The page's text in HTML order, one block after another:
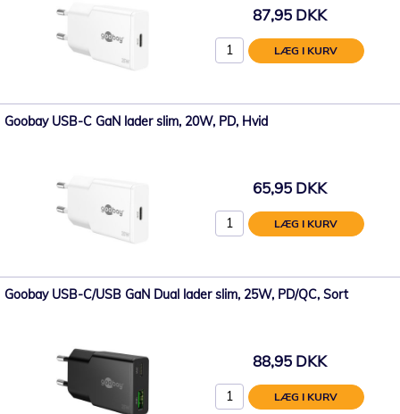
87,95 DKK
LÆG I KURV
Goobay USB-C GaN lader slim, 20W, PD, Hvid
65,95 DKK
LÆG I KURV
Goobay USB-C/USB GaN Dual lader slim, 25W, PD/QC, Sort
88,95 DKK
LÆG I KURV